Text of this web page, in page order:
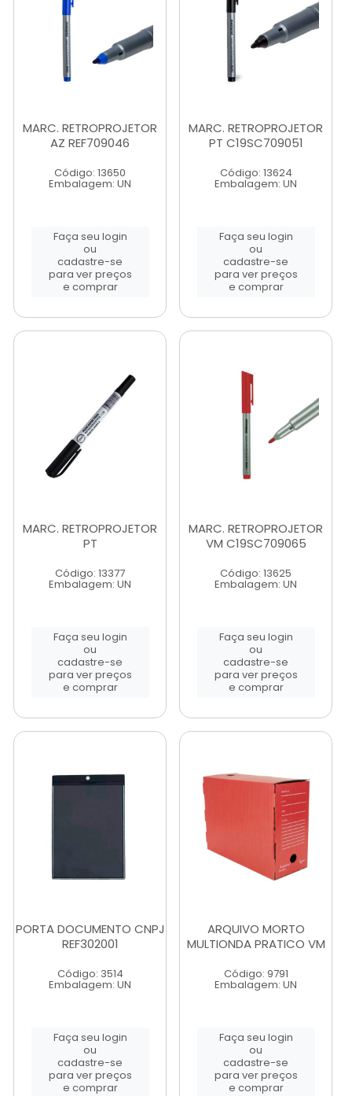
MARC. RETROPROJETOR
AZ REF709046
Código: 13650
Embalagem: UN
Faça seu login
ou
cadastre-se
para ver preços
e comprar
MARC. RETROPROJETOR
PT C19SC709051
Código: 13624
Embalagem: UN
Faça seu login
ou
cadastre-se
para ver preços
e comprar
MARC. RETROPROJETOR
PT
Código: 13377
Embalagem: UN
Faça seu login
ou
cadastre-se
para ver preços
e comprar
MARC. RETROPROJETOR
VM C19SC709065
Código: 13625
Embalagem: UN
Faça seu login
ou
cadastre-se
para ver preços
e comprar
PORTA DOCUMENTO CNPJ
REF302001
Código: 3514
Embalagem: UN
Faça seu login
ou
cadastre-se
para ver preços
e comprar
ARQUIVO MORTO
MULTIONDA PRATICO VM
Código: 9791
Embalagem: UN
Faça seu login
ou
cadastre-se
para ver preços
e comprar